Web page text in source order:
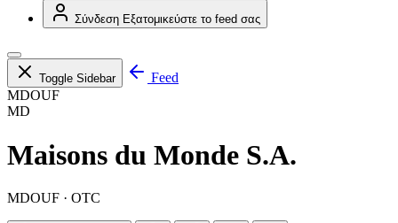
Σύνδεση Εξατομικεύστε το feed σας
Toggle Sidebar
Feed
MDOUF
MD
Maisons du Monde S.A.
MDOUF · OTC